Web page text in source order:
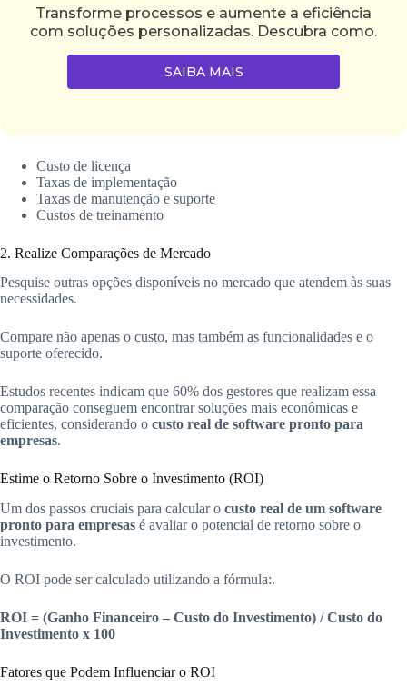
Transforme processos e aumente a eficiência
com soluções personalizadas. Descubra como.
SAIBA MAIS
Custo de licença
Taxas de implementação
Taxas de manutenção e suporte
Custos de treinamento
2. Realize Comparações de Mercado
Pesquise outras opções disponíveis no mercado que atendem às suas
necessidades.
Compare não apenas o custo, mas também as funcionalidades e o
suporte oferecido.
Estudos recentes indicam que 60% dos gestores que realizam essa
comparação conseguem encontrar soluções mais econômicas e
eficientes, considerando o custo real de software pronto para
empresas.
Estime o Retorno Sobre o Investimento (ROI)
Um dos passos cruciais para calcular o custo real de um software
pronto para empresas é avaliar o potencial de retorno sobre o
investimento.
O ROI pode ser calculado utilizando a fórmula:.
ROI = (Ganho Financeiro – Custo do Investimento) / Custo do
Investimento x 100
Fatores que Podem Influenciar o ROI